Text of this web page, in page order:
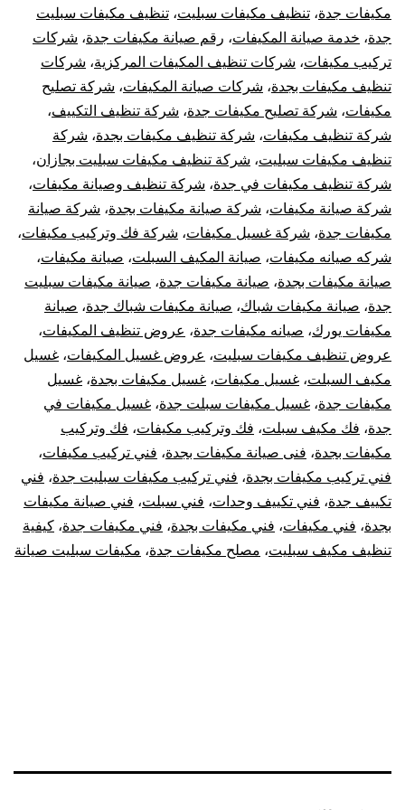
مكيفات جدة، تنظيف مكيفات سبليت، تنظيف مكيفات سبليت
جدة، خدمة صيانة المكيفات، رقم صيانة مكيفات جدة، شركات
تركيب مكيفات، شركات تنظيف المكيفات المركزية، شركات
تنظيف مكيفات بجدة، شركات صيانة المكيفات، شركة تصليح
مكيفات، شركة تصليح مكيفات جدة، شركة تنظيف التكييف،
شركة تنظيف مكيفات، شركة تنظيف مكيفات بجدة، شركة
تنظيف مكيفات سبليت، شركة تنظيف مكيفات سبليت بجازان،
شركة تنظيف مكيفات في جدة، شركة تنظيف وصيانة مكيفات،
شركة صيانة مكيفات، شركة صيانة مكيفات بجدة، شركة صيانة
مكيفات جدة، شركة غسيل مكيفات، شركة فك وتركيب مكيفات،
شركه صيانه مكيفات، صيانة المكيف السبلت، صيانة مكيفات،
صيانة مكيفات بجدة، صيانة مكيفات جدة، صيانة مكيفات سبليت
جدة، صيانة مكيفات شباك، صيانة مكيفات شباك جدة، صيانة
مكيفات يورك، صيانه مكيفات جدة، عروض تنظيف المكيفات،
عروض تنظيف مكيفات سبليت، عروض غسيل المكيفات، غسيل
مكيف السبلت، غسيل مكيفات، غسيل مكيفات بجدة، غسيل
مكيفات جدة، غسيل مكيفات سبلت جدة، غسيل مكيفات في
جدة، فك مكيف سبلت، فك وتركيب مكيفات، فك وتركيب
مكيفات بجدة، فنى صيانة مكيفات بجدة، فني تركيب مكيفات،
فني تركيب مكيفات بجدة، فني تركيب مكيفات سبليت جدة، فني
تكييف جدة، فني تكييف وحدات، فني سبلت، فني صيانة مكيفات
بجدة، فني مكيفات، فني مكيفات بجدة، فني مكيفات جدة، كيفية
تنظيف مكيف سبليت، مصلح مكيفات جدة، مكيفات سبليت صيانة